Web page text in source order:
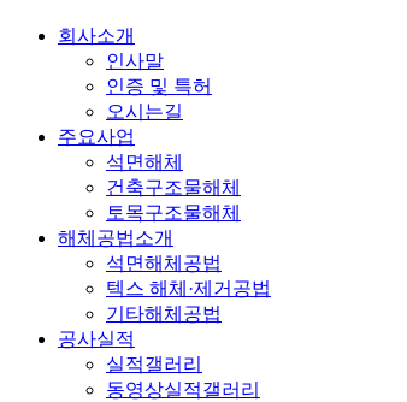
회사소개
인사말
인증 및 특허
오시는길
주요사업
석면해체
건축구조물해체
토목구조물해체
해체공법소개
석면해체공법
텍스 해체·제거공법
기타해체공법
공사실적
실적갤러리
동영상실적갤러리